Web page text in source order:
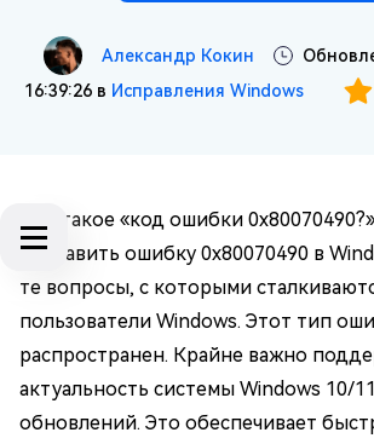
Александр Кокин
16:39:26 в Исправления Windows
Что такое «код ошибки
исправить ошибку 0x80070490 в
те вопросы, с которыми
пользователи Windows. Этот тип
распространен. Крайне важно
актуальность системы Windows 10/
обновлений. Это обеспечивает